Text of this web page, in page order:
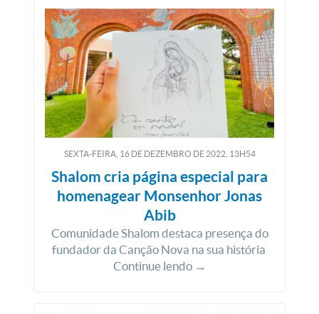
SEXTA-FEIRA, 16DEDEZEMBRO DE2022, 13H54
Shalom cria página especial para
homenagear Monsenhor Jonas
Abib
Comunidade Shalom destaca presença do
fundador da Canção Nova na sua história
Continue lendo →